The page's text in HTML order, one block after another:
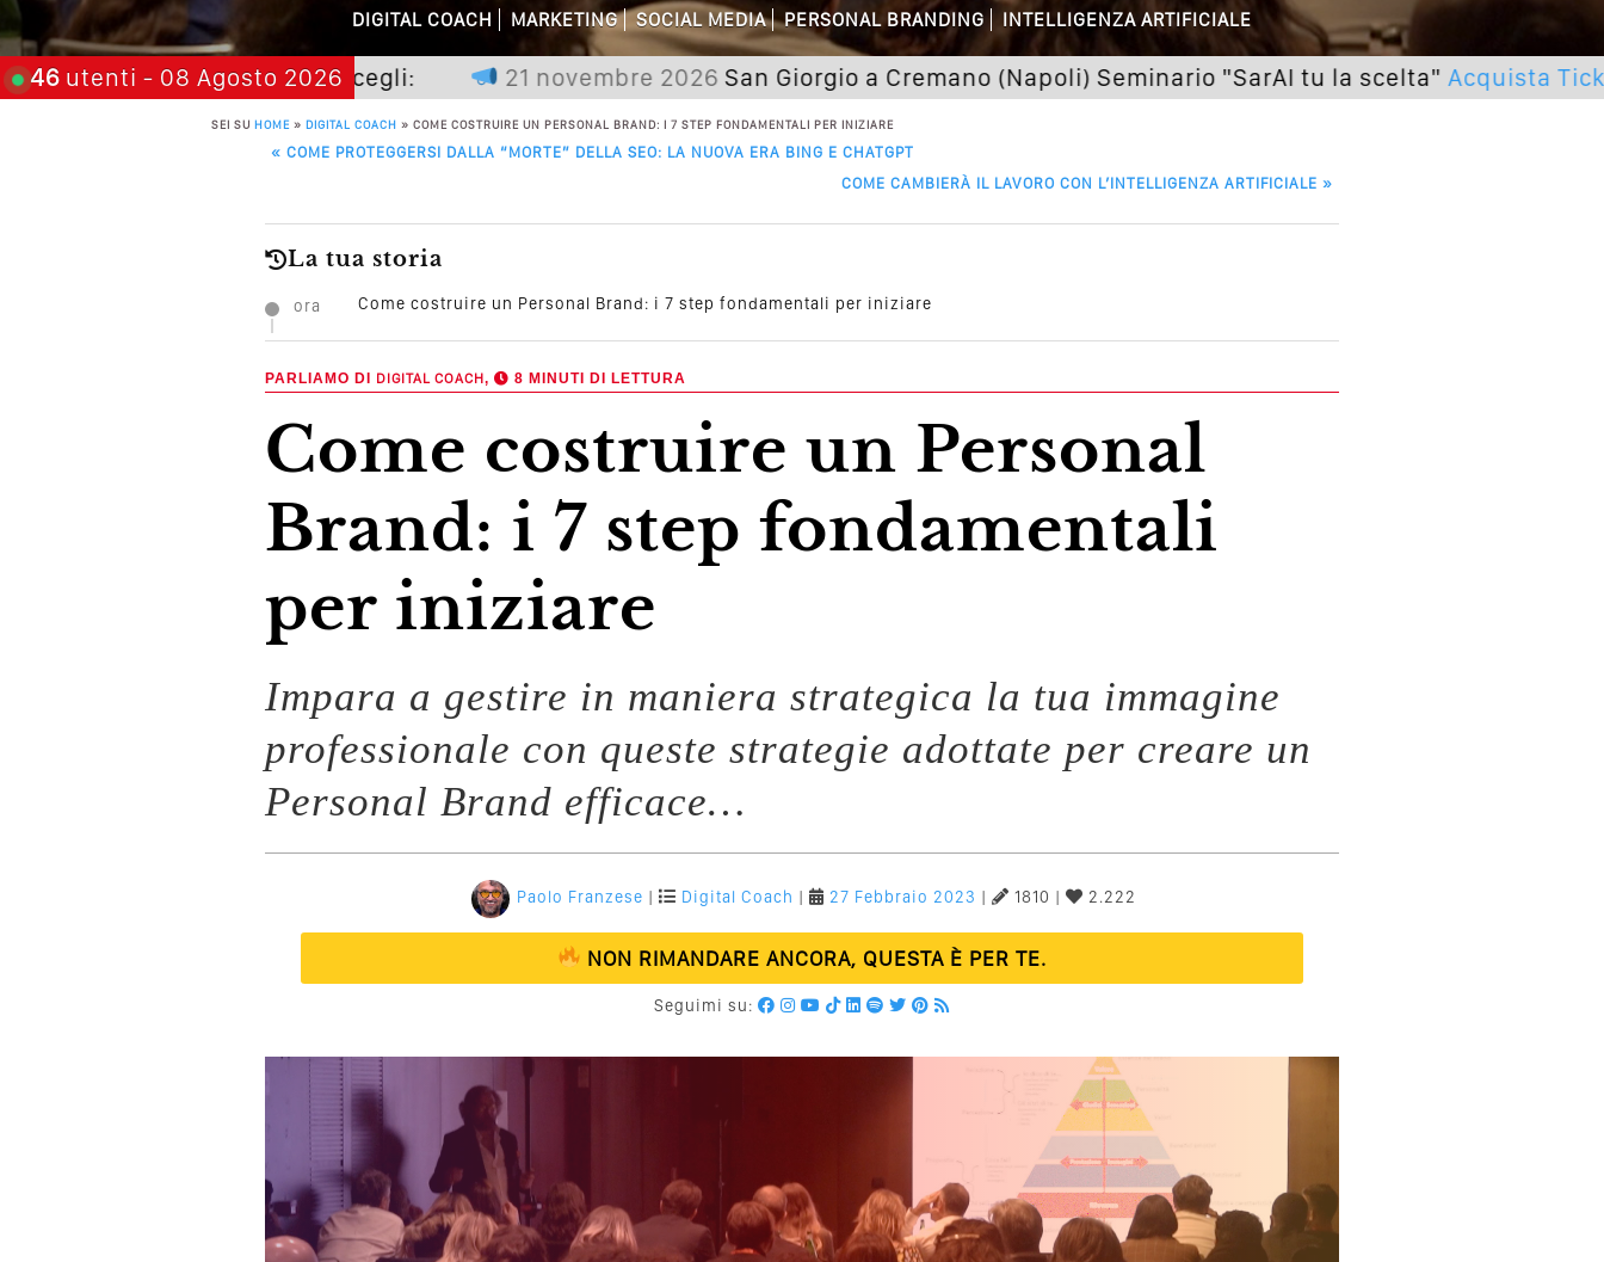
Perché Non Guadagni Sui Social Media? Probabilmente Tutto Peggiorerà
Quali Sono Gli Errori Della Comunicazione Politica? Il Caso Delle Braccia Incrociate
Come Promuoversi Nel Wedding? Il Mio Intervento Per L’Accademia Del Wedding
DIGITAL COACH MARKETING SOCIAL MEDIA PERSONAL BRANDING INTELLIGENZA ARTIFICIALE
46 utenti - 08 Agosto 2026
premia chi aspetta, scegli: 21 novembre 2026San Giorgio a Cremano (Napoli) Seminario "SarAI tu la scelta" Acquista Ticket
SEI SU HOME » DIGITAL COACH » COME COSTRUIRE UN PERSONAL BRAND: I 7 STEP FONDAMENTALI PER INIZIARE
POST NAVIGATION
« COME PROTEGGERSI DALLA “MORTE” DELLA SEO: LA NUOVA ERA BING E CHATGPT
COME CAMBIERÀ IL LAVORO CON L’INTELLIGENZA ARTIFICIALE »
La tua storia
ora Come costruire un Personal Brand: i 7 step fondamentali per iniziare
PARLIAMO DI DIGITAL COACH, 8 MINUTI DI LETTURA
Come costruire un Personal
Brand: i 7 step fondamentali
per iniziare
Impara a gestire in maniera strategica la tua immagine
professionale con queste strategie adottate per creare un
Personal Brand efficace…
Paolo Franzese | Digital Coach | 27 Febbraio 2023 | 1810 | 2.222
NON RIMANDARE ANCORA, QUESTA È PER TE.
Seguimi su: